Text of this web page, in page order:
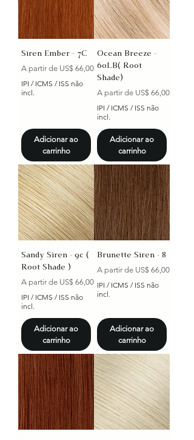
Siren Ember - 7C
A partir de US$ 66,00
Preço promocional
IPI / ICMS / ISS não
incl.
Adicionar ao
carrinho
Ocean Breeze -
60LB( Root
Shade)
A partir de US$ 66,00
Preço promocional
IPI / ICMS / ISS não
incl.
Adicionar ao
carrinho
Sandy Siren - 9c (
Root Shade )
A partir de US$ 66,00
Preço promocional
IPI / ICMS / ISS não
incl.
Adicionar ao
carrinho
Brunette Siren - 8
A partir de US$ 66,00
Preço promocional
IPI / ICMS / ISS não
incl.
Adicionar ao
carrinho